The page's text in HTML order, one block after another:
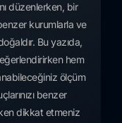
düzenlerken, bir
kurumlarla ve
Bu yazıda,
hem
ölçüm
benzer
dikkat etmeniz